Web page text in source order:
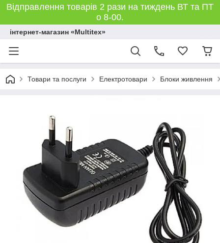
Відправлення товарів 2 рази на тиждень ВТ та ПТ
о 8-00.
інтернет-магазин «Multitex»
Товари та послуги Електротовари Блоки живлення